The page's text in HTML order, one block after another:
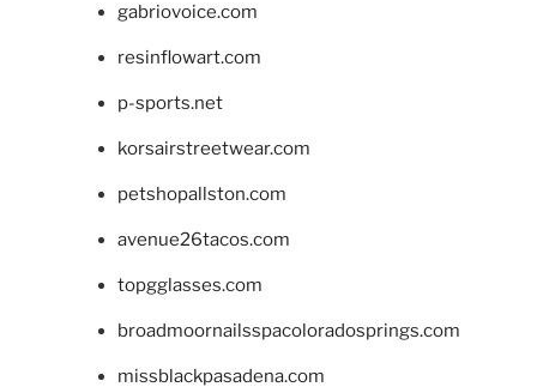
gabriovoice.com
resinflowart.com
p-sports.net
korsairstreetwear.com
petshopallston.com
avenue26tacos.com
topgglasses.com
broadmoornailsspacoloradosprings.com
missblackpasadena.com